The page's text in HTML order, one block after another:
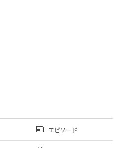
エピソード